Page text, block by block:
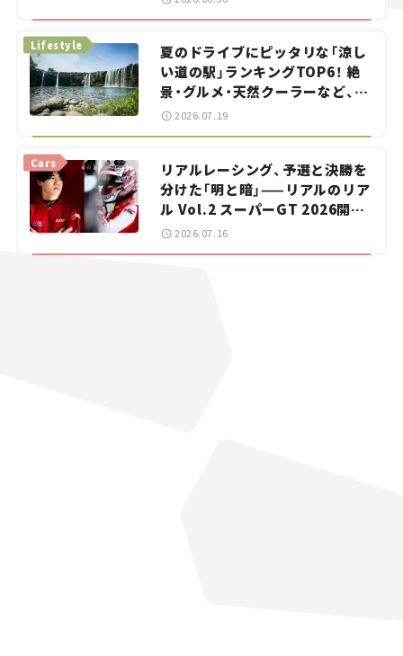
夏のドライブにピッタリな「涼し
い道の駅」ランキングTOP6！ 絶
景・グルメ・天然クーラーなど、避
暑におすすめのスポットを紹介
Lifestyle
2026.07.19
リアルレーシング、予選と決勝を
分けた「明と暗」——リアルのリア
ル Vol.2 スーパーGT 2026開幕
戦 岡山国際サーキット
Cars
2026.07.16